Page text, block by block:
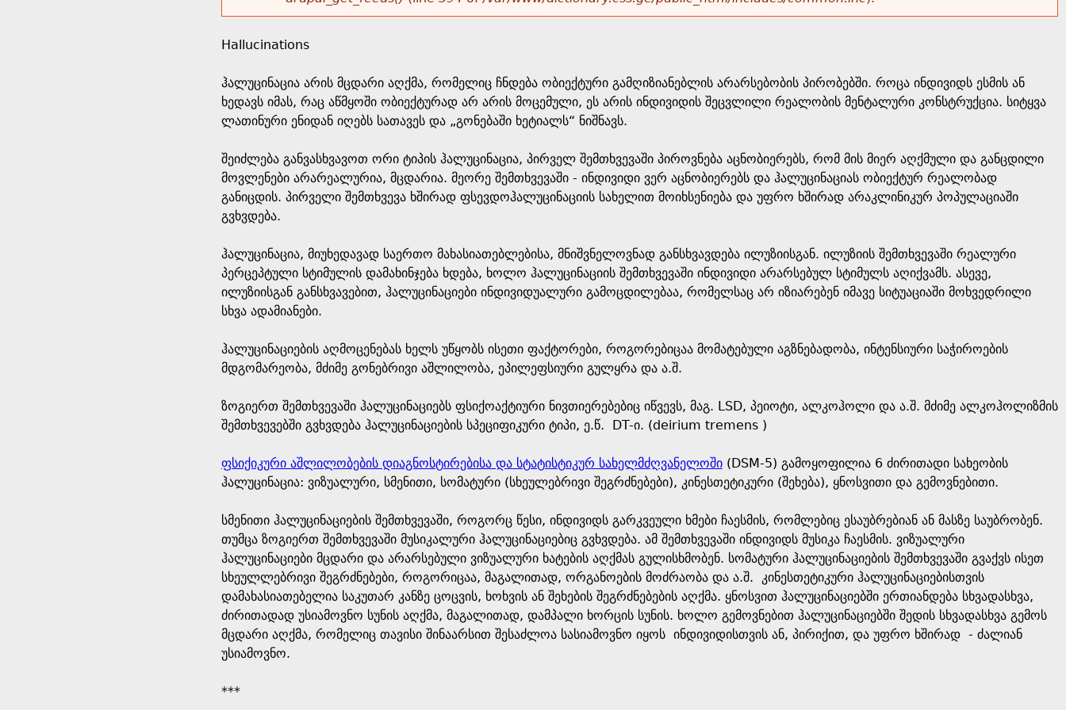
r
s
e
h
e
r
e
o
r
m
e
s
a
g
e
Hallucinations
ჰალუცინაცია არის მცდარი აღქმა, რომელიც ჩნდება ობიექტური გამღიზიანებლის არარსებობის პირობებში. როცა ინდივიდს ესმის ან
ხედავს იმას, რაც აწმყოში ობიექტურად არ არის მოცემული, ეს არის ინდივიდის შეცვლილი რეალობის მენტალური კონსტრუქცია. სიტყვა
ლათინური ენიდან იღებს სათავეს და „გონებაში ხეტიალს“ ნიშნავს.
შეიძლება განვასხვავოთ ორი ტიპის ჰალუცინაცია, პირველ შემთხვევაში პიროვნება აცნობიერებს, რომ მის მიერ აღქმული და განცდილი
მოვლენები არარეალურია, მცდარია. მეორე შემთხვევაში - ინდივიდი ვერ აცნობიერებს და ჰალუცინაციას ობიექტურ რეალობად
განიცდის. პირველი შემთხვევა ხშირად ფსევდოჰალუცინაციის სახელით მოიხსენიება და უფრო ხშირად არაკლინიკურ პოპულაციაში
გვხვდება.
ჰალუცინაცია, მიუხედავად საერთო მახასიათებლებისა, მნიშვნელოვნად განსხვავდება ილუზიისგან. ილუზიის შემთხვევაში რეალური
პერცეპტული სტიმულის დამახინჯება ხდება, ხოლო ჰალუცინაციის შემთხვევაში ინდივიდი არარსებულ სტიმულს აღიქვამს. ასევე,
ილუზიისგან განსხვავებით, ჰალუცინაციები ინდივიდუალური გამოცდილებაა, რომელსაც არ იზიარებენ იმავე სიტუაციაში მოხვედრილი
სხვა ადამიანები.
ჰალუცინაციების აღმოცენებას ხელს უწყობს ისეთი ფაქტორები, როგორებიცაა მომატებული აგზნებადობა, ინტენსიური საჭიროების
მდგომარეობა, მძიმე გონებრივი აშლილობა, ეპილეფსიური გულყრა და ა.შ.
ზოგიერთ შემთხვევაში ჰალუცინაციებს ფსიქოაქტიური ნივთიერებებიც იწვევს, მაგ. LSD, პეიოტი, ალკოჰოლი და ა.შ. მძიმე ალკოჰოლიზმის
შემთხვევებში გვხვდება ჰალუცინაციების სპეციფიკური ტიპი, ე.წ. DT-ი. (deirium tremens )
ფსიქიკური აშლილობების დიაგნოსტირებისა და სტატისტიკურ სახელმძღვანელოში(DSM-5) გამოყოფილია 6 ძირითადი სახეობის
ჰალუცინაცია: ვიზუალური, სმენითი, სომატური (სხეულებრივი შეგრძნებები), კინესთეტიკური (შეხება), ყნოსვითი და გემოვნებითი.
სმენითი ჰალუცინაციების შემთხვევაში, როგორც წესი, ინდივიდს გარკვეული ხმები ჩაესმის, რომლებიც ესაუბრებიან ან მასზე საუბრობენ.
თუმცა ზოგიერთ შემთხვევაში მუსიკალური ჰალუცინაციებიც გვხვდება. ამ შემთხვევაში ინდივიდს მუსიკა ჩაესმის. ვიზუალური
ჰალუცინაციები მცდარი და არარსებული ვიზუალური ხატების აღქმას გულისხმობენ. სომატური ჰალუცინაციების შემთხვევაში გვაქვს ისეთ
სხეულლებრივი შეგრძნებები, როგორიცაა, მაგალითად, ორგანოების მოძრაობა და ა.შ. კინესთეტიკური ჰალუცინაციებისთვის
დამახასიათებელია საკუთარ კანზე ცოცვის, ხოხვის ან შეხების შეგრძნებების აღქმა. ყნოსვით ჰალუცინაციებში ერთიანდება სხვადასხვა,
ძირითადად უსიამოვნო სუნის აღქმა, მაგალითად, დამპალი ხორცის სუნის. ხოლო გემოვნებით ჰალუცინაციებში შედის სხვადასხვა გემოს
მცდარი აღქმა, რომელიც თავისი შინაარსით შესაძლოა სასიამოვნო იყოს ინდივიდისთვის ან, პირიქით, და უფრო ხშირად - ძალიან
უსიამოვნო.
***